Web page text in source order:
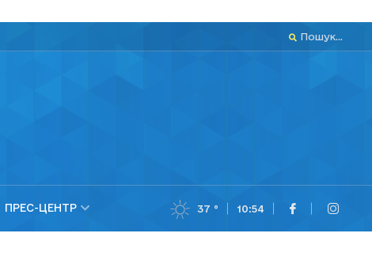
Пошук...
ПРЕС-ЦЕНТР 37 ° 10:54